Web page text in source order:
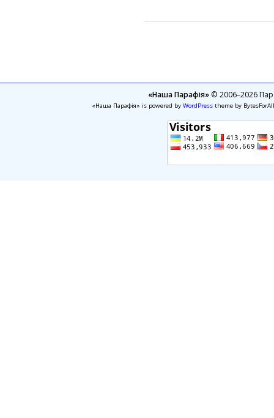
«Наша Парафія»© 2006–2026
«Наша Парафія» is powered by WordPresstheme by